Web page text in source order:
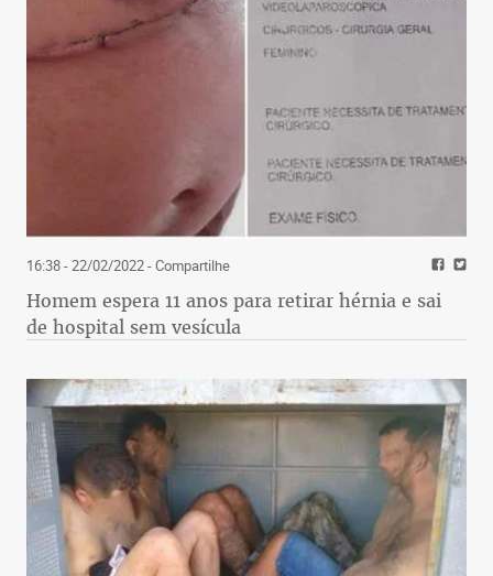
16:38 - 22/02/2022- Compartilhe
Homem espera 11 anos para retirar hérnia e sai
de hospital sem vesícula